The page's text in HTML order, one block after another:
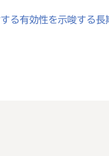
有効性を示唆する長